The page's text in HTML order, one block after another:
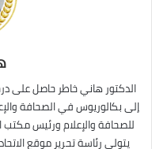
الدكتور هاني خاطر حاصل على
إلى بكالوريوس في الصحافة
للصحافة والإعلام ورئيس مكتب
يتولى رئاسة تحرير موقع